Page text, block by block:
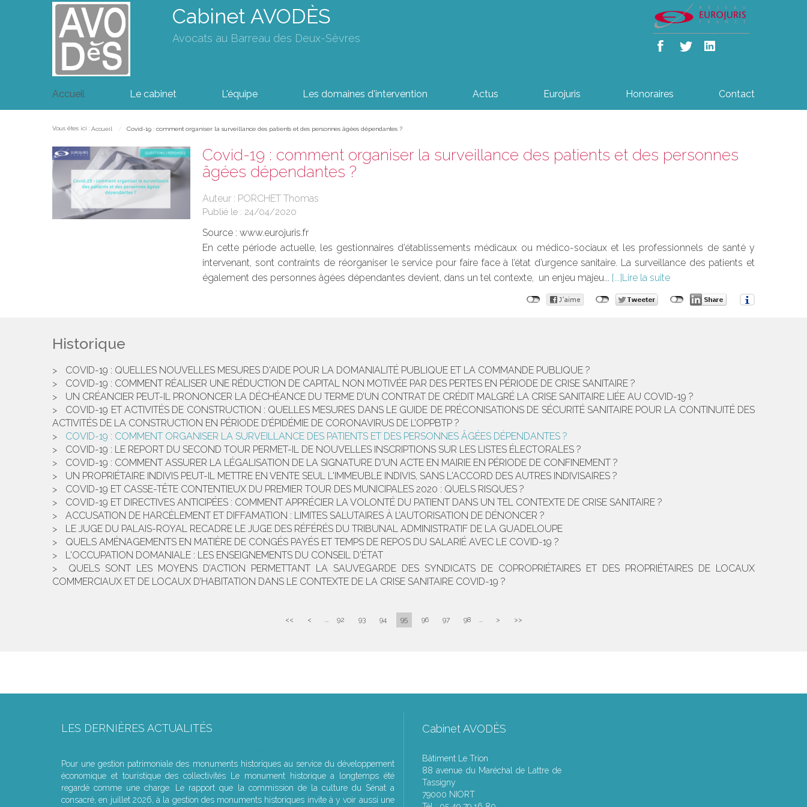
Cabinet AVODÈS
Avocats au Barreau des Deux-Sèvres
Accueil Le cabinet L'équipe Les domaines d'intervention Actus Eurojuris Honoraires Contact
Vous êtes ici : Accueil Covid-19 : comment organiser la surveillance des patients et des personnes âgées dépendantes ?
Covid-19 : comment organiser la surveillance des patients et des personnes
âgées dépendantes ?
Auteur : PORCHET Thomas
Publié le : 24/04/2020
Source : www.eurojuris.fr
En cette période actuelle, les gestionnaires d’établissements médicaux ou médico-sociaux et les professionnels de santé y
intervenant, sont contraints de réorganiser le service pour faire face à l’état d’urgence sanitaire. La surveillance des patients et
également des personnes âgées dépendantes devient, dans un tel contexte, un enjeu majeu...
Lire la suite
Historique
COVID-19 : QUELLES NOUVELLES MESURES D'AIDE POUR LA DOMANIALITÉ PUBLIQUE ET LA COMMANDE PUBLIQUE ?
COVID-19 : COMMENT RÉALISER UNE RÉDUCTION DE CAPITAL NON MOTIVÉE PAR DES PERTES EN PÉRIODE DE CRISE SANITAIRE ?
UN CRÉANCIER PEUT-IL PRONONCER LA DÉCHÉANCE DU TERME D’UN CONTRAT DE CRÉDIT MALGRÉ LA CRISE SANITAIRE LIÉE AU COVID-19 ?
COVID-19 ET ACTIVITÉS DE CONSTRUCTION : QUELLES MESURES DANS LE GUIDE DE PRÉCONISATIONS DE SÉCURITÉ SANITAIRE POUR LA CONTINUITÉ DES
ACTIVITÉS DE LA CONSTRUCTION EN PÉRIODE D’ÉPIDÉMIE DE CORONAVIRUS DE L’OPPBTP ?
COVID-19 : COMMENT ORGANISER LA SURVEILLANCE DES PATIENTS ET DES PERSONNES ÂGÉES DÉPENDANTES ?
COVID-19 : LE REPORT DU SECOND TOUR PERMET-IL DE NOUVELLES INSCRIPTIONS SUR LES LISTES ÉLECTORALES ?
COVID-19 : COMMENT ASSURER LA LÉGALISATION DE LA SIGNATURE D'UN ACTE EN MAIRIE EN PÉRIODE DE CONFINEMENT ?
UN PROPRIÉTAIRE INDIVIS PEUT-IL METTRE EN VENTE SEUL L'IMMEUBLE INDIVIS, SANS L'ACCORD DES AUTRES INDIVISAIRES ?
COVID-19 ET CASSE-TÊTE CONTENTIEUX DU PREMIER TOUR DES MUNICIPALES 2020 : QUELS RISQUES ?
COVID-19 ET DIRECTIVES ANTICIPÉES : COMMENT APPRÉCIER LA VOLONTÉ DU PATIENT DANS UN TEL CONTEXTE DE CRISE SANITAIRE ?
ACCUSATION DE HARCÈLEMENT ET DIFFAMATION : LIMITES SALUTAIRES À L’AUTORISATION DE DÉNONCER ?
LE JUGE DU PALAIS-ROYAL RECADRE LE JUGE DES RÉFÉRÉS DU TRIBUNAL ADMINISTRATIF DE LA GUADELOUPE
QUELS AMÉNAGEMENTS EN MATIÈRE DE CONGÉS PAYÉS ET TEMPS DE REPOS DU SALARIÉ AVEC LE COVID-19 ?
L'OCCUPATION DOMANIALE : LES ENSEIGNEMENTS DU CONSEIL D'ÉTAT
QUELS SONT LES MOYENS D’ACTION PERMETTANT LA SAUVEGARDE DES SYNDICATS DE COPROPRIÉTAIRES ET DES PROPRIÉTAIRES DE LOCAUX
COMMERCIAUX ET DE LOCAUX D’HABITATION DANS LE CONTEXTE DE LA CRISE SANITAIRE COVID-19 ?
<< < ... 92 93 94 95 96 97 98 ... > >>
LES DERNIÈRES ACTUALITÉS
Pour une gestion patrimoniale des monuments historiques au service du développement
économique et touristique des collectivités Le monument historique a longtemps été
regardé comme une charge. Le rapport que la commission de la culture du Sénat a
consacré, en juillet 2026, à la gestion des monuments historiques invite à y voir aussi une
Cabinet AVODÈS
Bâtiment Le Trion
88 avenue du Maréchal de Lattre de
Tassigny
79000 NIORT